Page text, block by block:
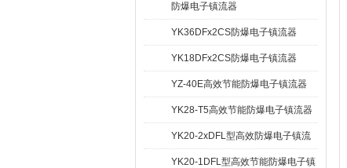
防爆电子镇流器
YK36DFx2CS防爆电子镇流器
YK18DFx2CS防爆电子镇流器
YZ-40E高效节能防爆电子镇流器
YK28-T5高效节能防爆电子镇流器
YK20-2xDFL型高效防爆电子镇流
器
YK20-1DFL型高效节能防爆电子镇